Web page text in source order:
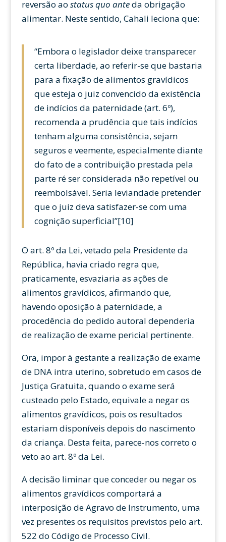
reversão ao status quo anteda obrigação
alimentar. Neste sentido, Cahali leciona que:
“Embora o legislador deixe transparecer
certa liberdade, ao referir-se que bastaria
para a fixação de alimentos gravídicos
que esteja o juiz convencido da existência
de indícios da paternidade (art. 6º),
recomenda a prudência que tais indícios
tenham alguma consistência, sejam
seguros e veemente, especialmente diante
do fato de a contribuição prestada pela
parte ré ser considerada não repetível ou
reembolsável. Seria leviandade pretender
que o juiz deva satisfazer-se com uma
cognição superficial”[10]
O art. 8º da Lei, vetado pela Presidente da
República, havia criado regra que,
praticamente, esvaziaria as ações de
alimentos gravídicos, afirmando que,
havendo oposição à paternidade, a
procedência do pedido autoral dependeria
de realização de exame pericial pertinente.
Ora, impor à gestante a realização de exame
de DNA intra uterino, sobretudo em casos de
Justiça Gratuita, quando o exame será
custeado pelo Estado, equivale a negar os
alimentos gravídicos, pois os resultados
estariam disponíveis depois do nascimento
da criança. Desta feita, parece-nos correto o
veto ao art. 8º da Lei.
A decisão liminar que conceder ou negar os
alimentos gravídicos comportará a
interposição de Agravo de Instrumento, uma
vez presentes os requisitos previstos pelo art.
522 do Código de Processo Civil.